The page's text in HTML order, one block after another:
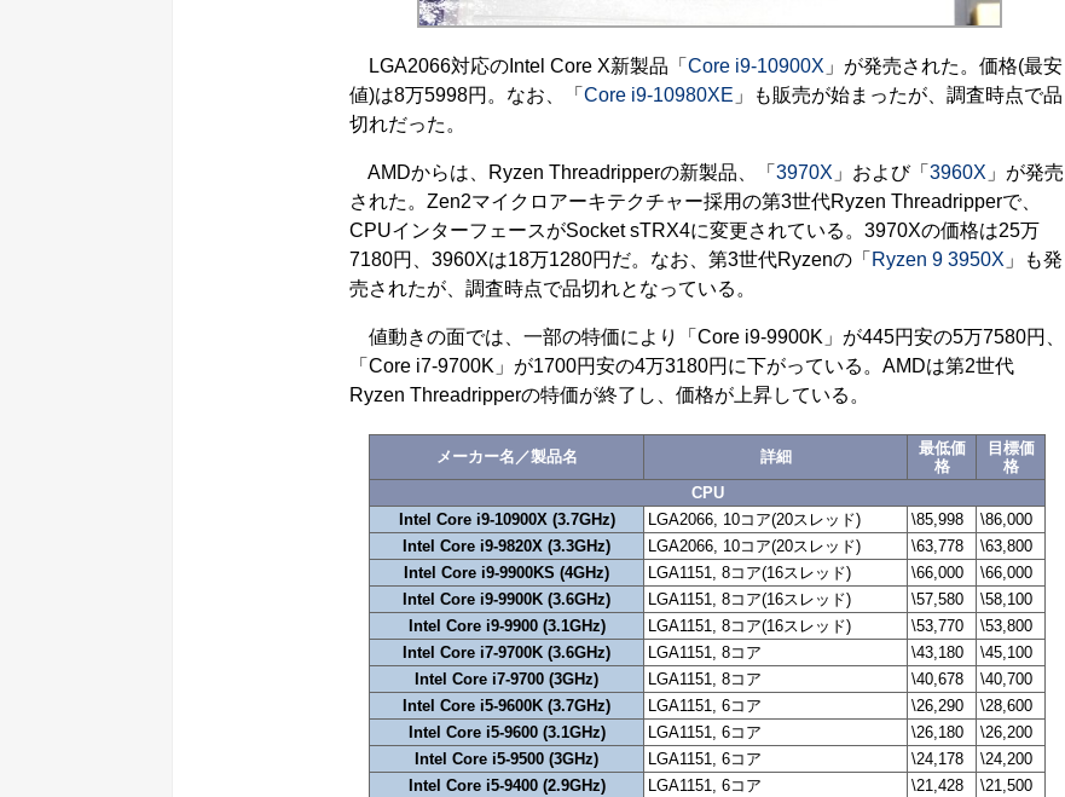
LGA2066対応のIntel Core X新製品「 Core i9-10900X 」が発売された。価格(最安
値)は8万5998円。なお、「 Core i9-10980XE 」も販売が始まったが、調査時点で品
切れだった。
AMDからは、Ryzen Threadripperの新製品、「 3970X 」および「 3960X 」が発売
された。Zen2マイクロアーキテクチャー採用の第3世代Ryzen Threadripperで、
CPUインターフェースがSocket sTRX4に変更されている。3970Xの価格は25万
7180円、3960Xは18万1280円だ。なお、第3世代Ryzenの「 Ryzen 9 3950X 」も発
売されたが、調査時点で品切れとなっている。
値動きの面では、一部の特価により「Core i9-9900K」が445円安の5万7580円、
「Core i7-9700K」が1700円安の4万3180円に下がっている。AMDは第2世代
Ryzen Threadripperの特価が終了し、価格が上昇している。
メーカー名／製品名 詳細
最低価
格
目標価
格
CPU
Intel Core i9-10900X (3.7GHz)
LGA2066, 10コア(20スレッド) \85,998
\86,000
Intel Core i9-9820X (3.3GHz)
LGA2066, 10コア(20スレッド) \63,778
\63,800
Intel Core i9-9900KS (4GHz)
LGA1151, 8コア(16スレッド) \66,000
\66,000
Intel Core i9-9900K (3.6GHz)
LGA1151, 8コア(16スレッド) \57,580
\58,100
Intel Core i9-9900 (3.1GHz)
LGA1151, 8コア(16スレッド) \53,770
\53,800
Intel Core i7-9700K (3.6GHz)
LGA1151, 8コア \43,180
\45,100
Intel Core i7-9700 (3GHz)
LGA1151, 8コア \40,678
\40,700
Intel Core i5-9600K (3.7GHz)
LGA1151, 6コア \26,290
\28,600
Intel Core i5-9600 (3.1GHz)
LGA1151, 6コア \26,180
\26,200
Intel Core i5-9500 (3GHz)
LGA1151, 6コア \24,178
\24,200
Intel Core i5-9400 (2.9GHz)
LGA1151, 6コア \21,428
\21,500